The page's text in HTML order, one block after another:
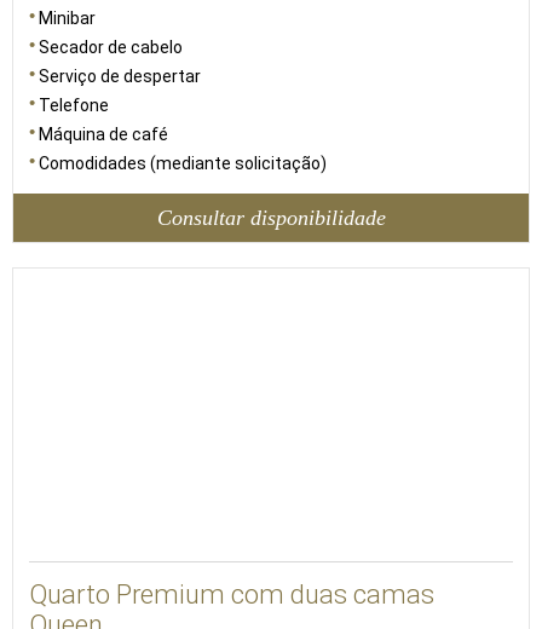
Minibar
Secador de cabelo
Serviço de despertar
Telefone
Máquina de café
Comodidades (mediante solicitação)
Consultar disponibilidade
Quarto Premium com duas camas